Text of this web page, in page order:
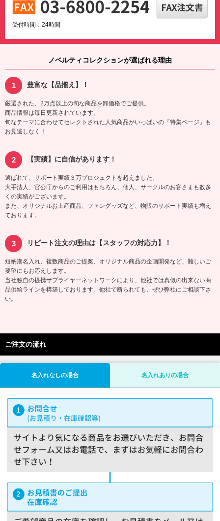
受付時間：24時間
ノベルティコレクションが選ばれる理由
豊富な【品揃え】！
厳選された、2万点以上の旬な商品を卸価格でご提供。
商品情報は毎日更新されています。
旬なテーマに合わせてセレクトされた人気商品がいっぱいの『特集ページ』も
お見逃しなく！
【実績】に自信があります！
選ばれて、サポート実績３万プロジェクトを超えました。
大手法人、官公庁からのご利用はもちろん、個人、サークルのお客さまも数多
くの実績がございます。
また、オリジナルお土産商品、ファングッズなど、物販のサポート実績も増え
ております。
リピート注文の理由は【スタッフの対応力】！
短納期名入れ、複数商品のご提案、オリジナル商品の企画開発など、難しいご
要望にもお応えします。
当社独自の提携サプライヤーネットワークにより、他社では真似の出来ない商
品供給ラインを構築しております。他社で断られても、ぜひ弊社にご相談下さ
い。
ご注文の流れ
名入れなしの場合 名入れありの場合